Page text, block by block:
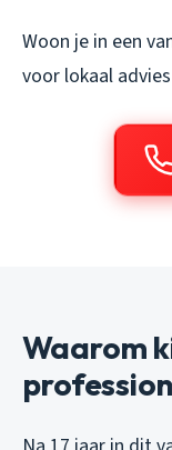
Woon je in een
voor lokaal
Waarom